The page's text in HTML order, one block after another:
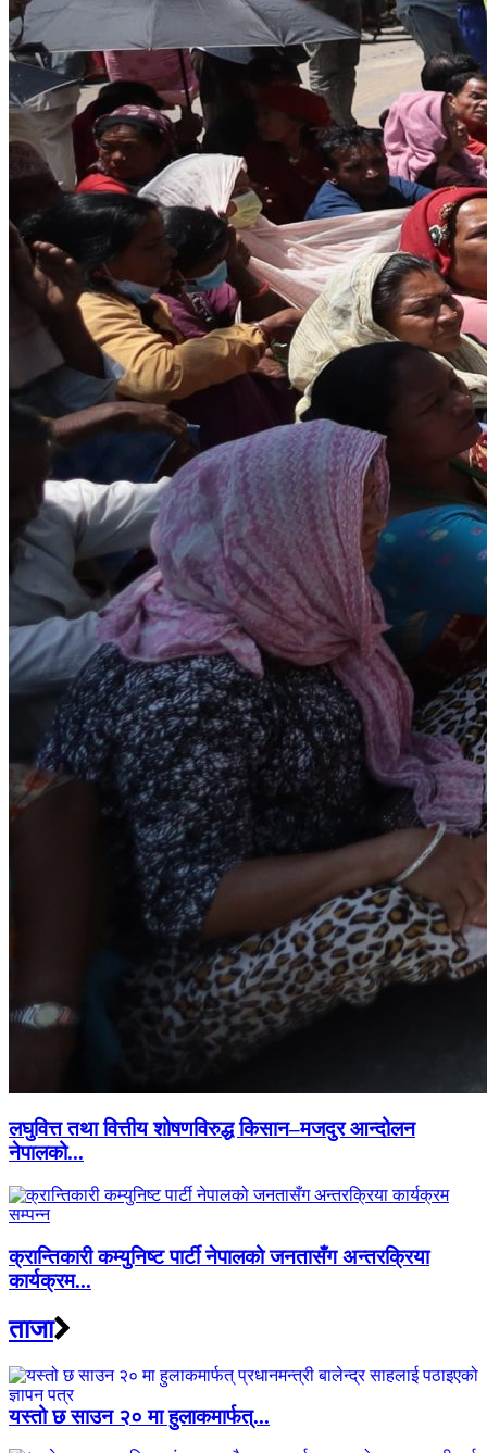
लघुवित्त तथा वित्तीय शोषणविरुद्ध किसान–मजदुर आन्दोलन
नेपालको...
क्रान्तिकारी कम्युनिष्ट पार्टी नेपालको जनतासँग अन्तरक्रिया
कार्यक्रम...
ताजा
यस्तो छ साउन २० मा हुलाकमार्फत्...